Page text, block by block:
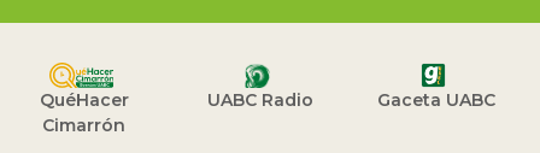
QuéHacer
Cimarrón
UABC Radio Gaceta UABC